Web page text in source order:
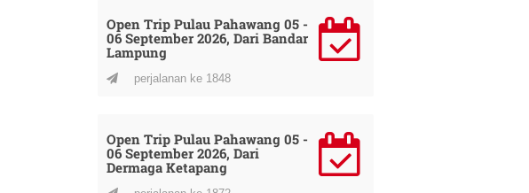
Open Trip Pulau Pahawang 05 -
06 September 2026, Dari Bandar
Lampung
perjalanan ke 1848
Open Trip Pulau Pahawang 05 -
06 September 2026, Dari
Dermaga Ketapang